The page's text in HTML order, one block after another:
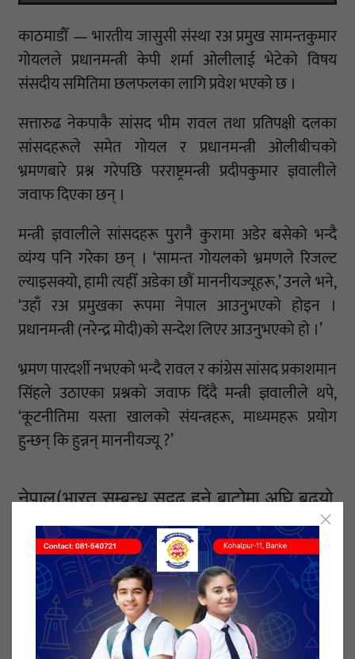
काठमाडौँ — भारतीय जासुसी संस्था रअ प्रमुख सामन्तकुमार
गोयलले प्रधानमन्त्री केपी शर्मा ओलीलाई भेटेको विषय
संसदीय समितिमा छलफलका लागि प्रवेश भएको छ ।
सत्तारुढ नेकपाकै सांसद भीम रावल तथा प्रतिपक्षी दलका
सांसदहरूले समेत गोयल र प्रधानमन्त्री ओलीबीचको
भ्रमणबारे प्रश्न गरेपछि परराष्ट्रमन्त्री प्रदीपकुमार ज्ञवालीले
जवाफ दिएका छन् ।
मन्त्री ज्ञवालीले सांसदहरू पुरानै कुरामा अडेर बसेको भन्दै
व्यंग्य पनि गरेका छन् । ‘सामन्त गोयलको भ्रमणले रिजल्ट
ल्याइसक्यो, हामी त्यहीँ अडेका छौं माननीयज्यूहरू,’ उनले भने,
‘उहाँ रअ प्रमुखका रूपमा नेपाल आउनुभएको होइन ।
प्रधानमन्त्री (नरेन्द्र मोदी)को सन्देश लिएर आउनुभएको हो ।’
भ्रमण पारदर्शी नभएको भन्दै रावल र कांग्रेस सांसद प्रकाशमान
सिंहले उठाएका प्रश्नको जवाफ दिँदै मन्त्री ज्ञवालीले थपे,
‘कूटनीतिमा यस्ता खालको संयन्त्रहरू, माध्यमहरू प्रयोग
हुन्छन् कि हुन्नन् माननीयज्यू ?’
नेपाल(भारत सम्बन्ध सुदृढ हुने बाटोमा अघि बढ्यो
स् परराष्ट्रमन्त्री
दुई देशबीच सम्बन्ध तिक्त रहेको बेला अन्य विकल्प लगाएर
छलफल हुने गरेको ज्ञवालीको भनाइ थियो । ‘कहिले व्यापारी
प्रयोग हुन्छन्, कहिले धार्मिक, सांस्कृतिक, नागरिक समूह
प्रयोग हुन्छन्,’ उनले थपे, ‘नाकाबन्दी भएको बेला तत्कालीन